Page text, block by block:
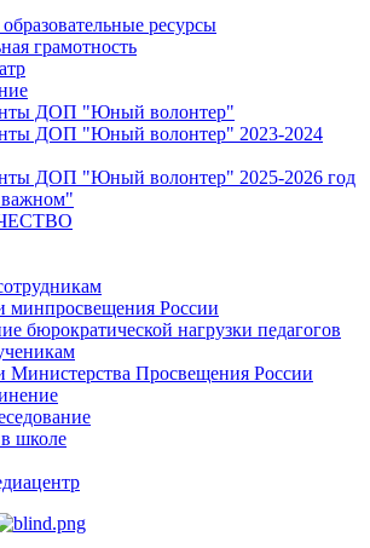
ресурсы
грамотность
ДОП "Юный волонтер"
ДОП "Юный волонтер" 2023-2024
ДОП "Юный волонтер" 2025-2026 год
важном"
минпросвещения России
бюрократической нагрузки педагогов
Министерства Просвещения России
в школе